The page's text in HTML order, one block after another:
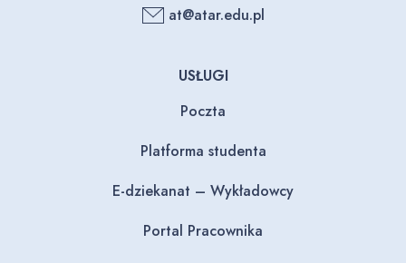
at@atar.edu.pl
USŁUGI
Poczta
Platforma studenta
E-dziekanat – Wykładowcy
Portal Pracownika